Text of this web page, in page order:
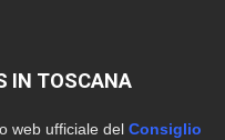
IN TOSCANA
web ufficiale del Consiglio